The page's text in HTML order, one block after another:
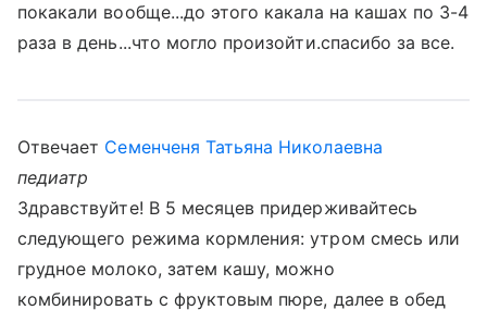
покакали вообще...до этого какала на кашах по 3-4
раза в день...что могло произойти.спасибо за все.
Отвечает Семенченя Татьяна Николаевна
педиатр
Здравствуйте! В 5 месяцев придерживайтесь
следующего режима кормления: утром смесь или
грудное молоко, затем кашу, можно
комбинировать с фруктовым пюре, далее в обед